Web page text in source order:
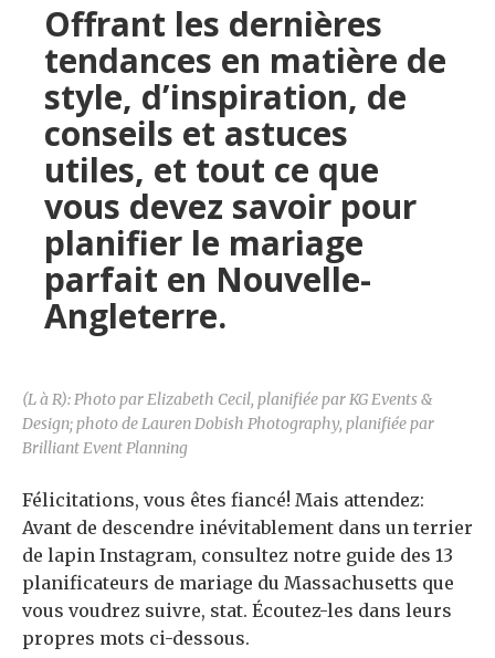
Offrant les dernières
tendances en matière de
style, d’inspiration, de
conseils et astuces
utiles, et tout ce que
vous devez savoir pour
planifier le mariage
parfait en Nouvelle-
Angleterre.
(L à R): Photo par Elizabeth Cecil, planifiée par KG Events &
Design; photo de Lauren Dobish Photography, planifiée par
Brilliant Event Planning
Félicitations, vous êtes fiancé! Mais attendez:
Avant de descendre inévitablement dans un terrier
de lapin Instagram, consultez notre guide des 13
planificateurs de mariage du Massachusetts que
vous voudrez suivre, stat. Écoutez-les dans leurs
propres mots ci-dessous.